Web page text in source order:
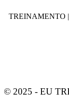
TREINAMENTO
© 2025 - EU